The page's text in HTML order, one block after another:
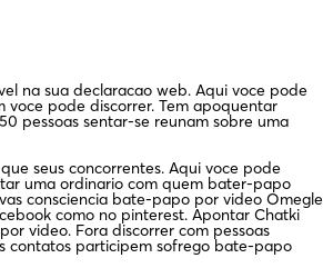
na sua declaracao web. Aqui voce pode
voce pode discorrer. Tem apoquentar
pessoas sentar-se reunam sobre uma
seus concorrentes. Aqui voce pode
uma ordinario com quem bater-papo
consciencia bate-papo por video Omegle
como no pinterest. Apontar Chatki
video. Fora discorrer com pessoas
contatos participem sofrego bate-papo